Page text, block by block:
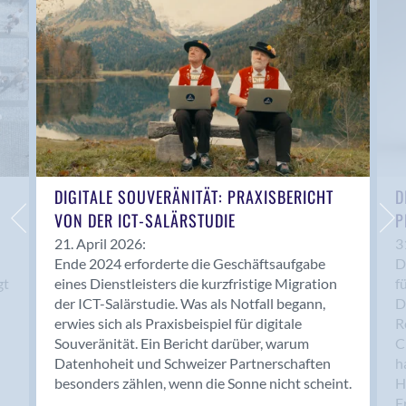
Anwil
Appenzell
Au SG
Baar
Baden
Balsthal
Balzers
Basel
Bassersdorf
Belp
Bendern
Benken (SG)
Bergdietikon
Berlin
Bern
Bern - Liebefeld
DIGITALE SOUVERÄNITÄT: PRAXISBERICHT
VON DER ICT-SALÄRSTUDIE
21. April 2026:
Ende 2024 erforderte die Geschäftsaufgabe
eines Dienstleisters die kurzfristige Migration
der ICT-Salärstudie. Was als Notfall begann,
erwies sich als Praxisbeispiel für digitale
Souveränität. Ein Bericht darüber, warum
Datenhoheit und Schweizer Partnerschaften
besonders zählen, wenn die Sonne nicht scheint.